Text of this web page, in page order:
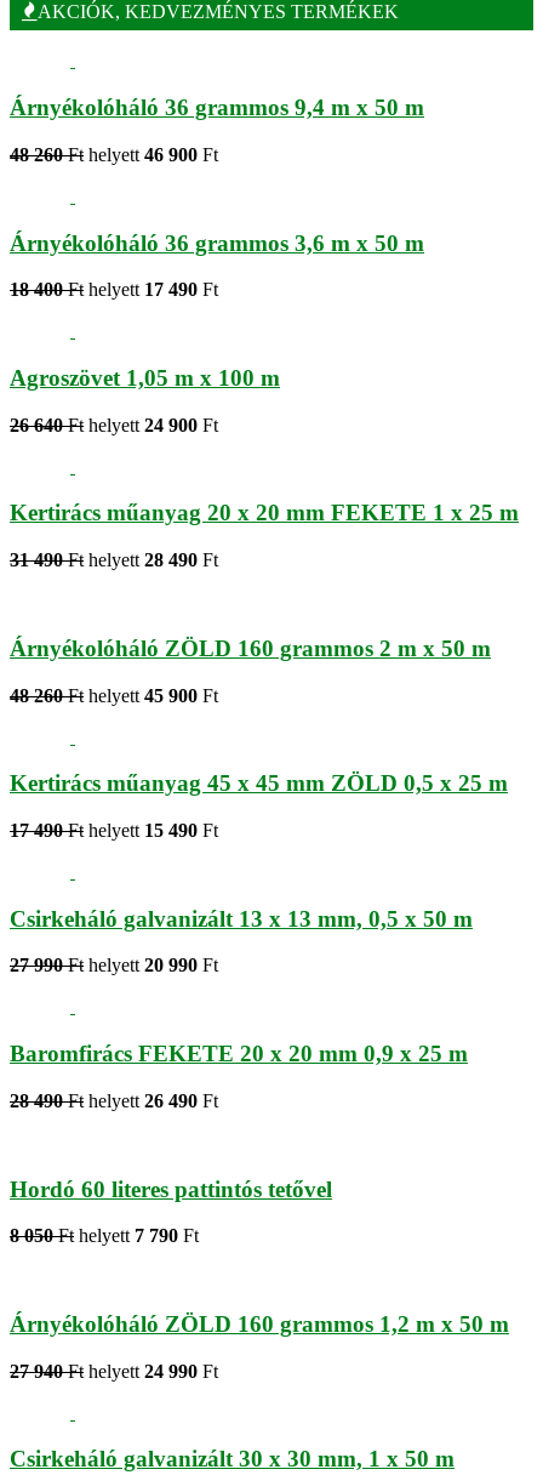
AKCIÓK, KEDVEZMÉNYES TERMÉKEK
Árnyékolóháló 36 grammos 9,4 m x 50 m
48 260 Ft helyett 46 900 Ft
Árnyékolóháló 36 grammos 3,6 m x 50 m
18 400 Ft helyett 17 490 Ft
Agroszövet 1,05 m x 100 m
26 640 Ft helyett 24 900 Ft
Kertirács műanyag 20 x 20 mm FEKETE 1 x 25 m
31 490 Ft helyett 28 490 Ft
Árnyékolóháló ZÖLD 160 grammos 2 m x 50 m
48 260 Ft helyett 45 900 Ft
Kertirács műanyag 45 x 45 mm ZÖLD 0,5 x 25 m
17 490 Ft helyett 15 490 Ft
Csirkeháló galvanizált 13 x 13 mm, 0,5 x 50 m
27 990 Fthelyett20 990 Ft
Baromfirács FEKETE 20 x 20 mm 0,9 x 25 m
28 490 Ft helyett 26 490 Ft
Hordó 60 literes pattintós tetővel
8 050 Ft helyett 7 790 Ft
Árnyékolóháló ZÖLD 160 grammos 1,2 m x 50 m
27 940 Ft helyett 24 990 Ft
Csirkeháló galvanizált 30 x 30 mm, 1 x 50 m